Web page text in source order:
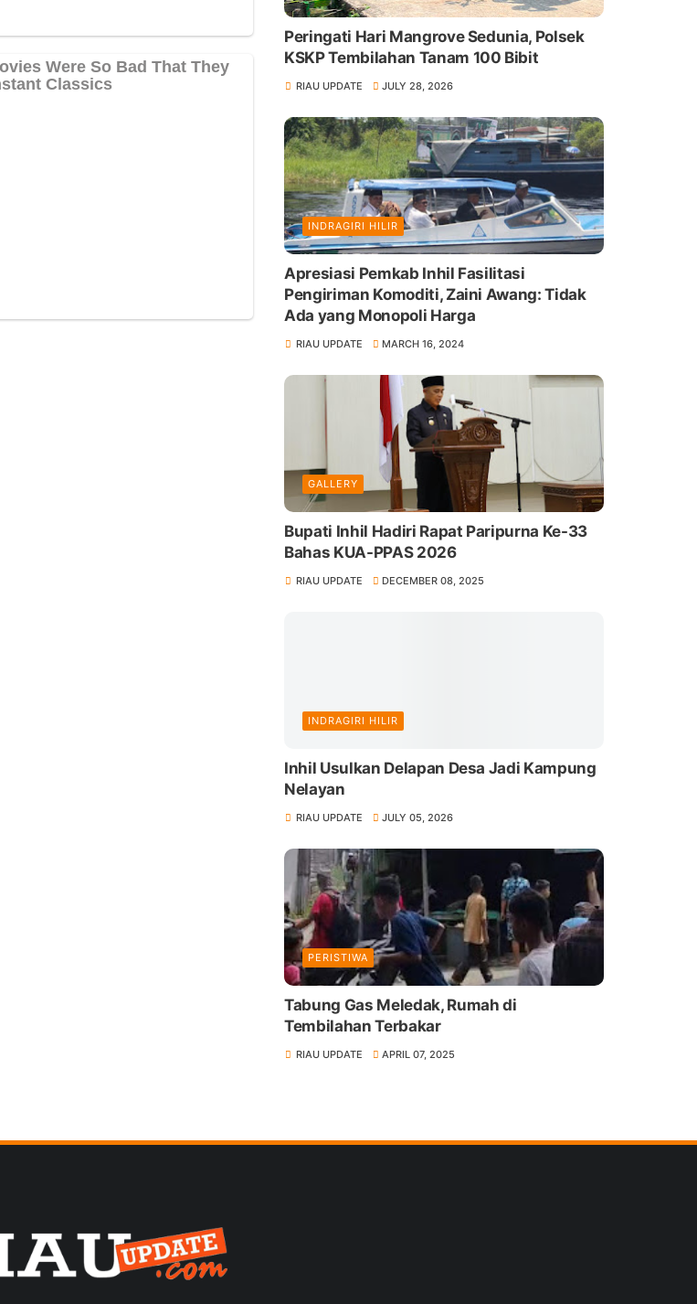
Peringati Hari Mangrove Sedunia, Polsek
KSKP Tembilahan Tanam 100 Bibit
RIAU UPDATE JULY 28, 2026
INDRAGIRI HILIR
Apresiasi Pemkab Inhil Fasilitasi
Pengiriman Komoditi, Zaini Awang: Tidak
Ada yang Monopoli Harga
RIAU UPDATE MARCH 16, 2024
GALLERY
Bupati Inhil Hadiri Rapat Paripurna Ke-33
Bahas KUA-PPAS 2026
RIAU UPDATE DECEMBER 08, 2025
INDRAGIRI HILIR
Inhil Usulkan Delapan Desa Jadi Kampung
Nelayan
RIAU UPDATE JULY 05, 2026
PERISTIWA
Tabung Gas Meledak, Rumah di
Tembilahan Terbakar
RIAU UPDATE APRIL 07, 2025